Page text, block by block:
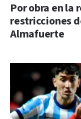
Por obra en la
restricciones
Almafuerte